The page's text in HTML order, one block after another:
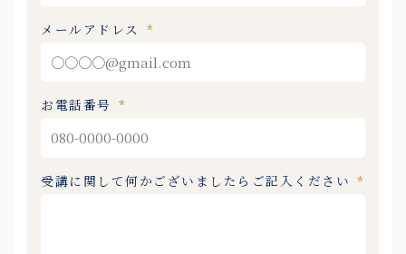
メールアドレス
お電話番号
受講に関して何かございましたらご記入ください